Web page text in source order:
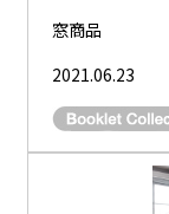
窓商品
2021.06.23